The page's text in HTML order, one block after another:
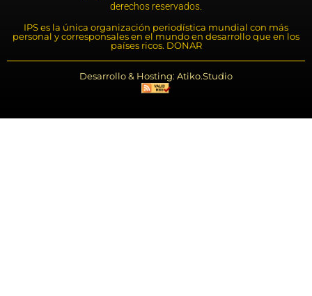
derechos reservados.
IPS es la única organización periodística mundial con más
personal y corresponsales en el mundo en desarrollo que en los
países ricos. DONAR
Desarrollo & Hosting: Atiko.Studio